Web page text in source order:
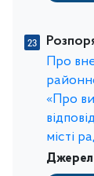
Про
«Про
місті